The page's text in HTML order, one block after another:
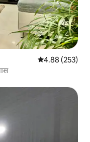
औसत रेटिंग 5 में से
4.88 (253)